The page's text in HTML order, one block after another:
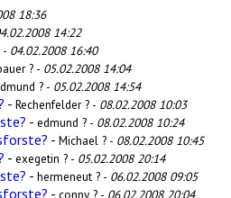
18:36
14:22
- 04.02.2008 16:40
? - 05.02.2008 14:04
? - 05.02.2008 14:54
- Rechenfelder ? - 08.02.2008 10:03
- edmund ? - 08.02.2008 10:24
- Michael ? - 08.02.2008 10:45
- exegetin ? - 05.02.2008 20:14
- hermeneut ? - 06.02.2008 09:05
- conny ? - 06.02.2008 20:04